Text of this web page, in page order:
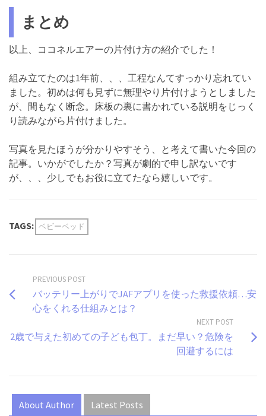
まとめ
以上、ココネルエアーの片付け方の紹介でした！
組み立てたのは1年前、、、工程なんてすっかり忘れてい
ました。初めは何も見ずに無理やり片付けようとしました
が、間もなく断念。床板の裏に書かれている説明をじっく
り読みながら片付けました。
写真を見たほうが分かりやすそう、と考えて書いた今回の
記事。いかがでしたか？写真が劇的で申し訳ないです
が、、、少しでもお役に立てたなら嬉しいです。
TAGS: ベビーベッド
PREVIOUS POST
バッテリー上がりでJAFアプリを使った救援依頼…安
心をくれる仕組みとは？
NEXT POST
2歳で与えた初めての子ども包丁。まだ早い？危険を
回避するには
About Author Latest Posts